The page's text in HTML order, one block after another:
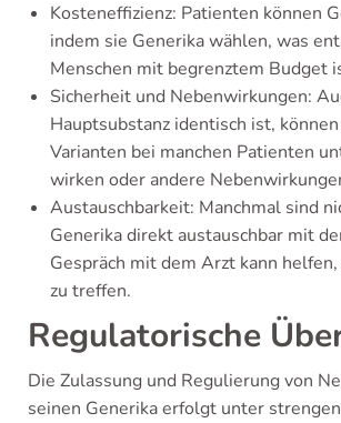
Kosteneffizienz: Patienten können
indem sie Generika wählen, was
Menschen mit begrenztem Budget
Sicherheit und Nebenwirkungen:
Hauptsubstanz identisch ist,
Varianten bei manchen Patienten
wirken oder andere
Austauschbarkeit: Manchmal sind
Generika direkt austauschbar mit
Gespräch mit dem Arzt kann
zu treffen.
Regulatorische
Die Zulassung und Regulierung von
seinen Generika erfolgt unter